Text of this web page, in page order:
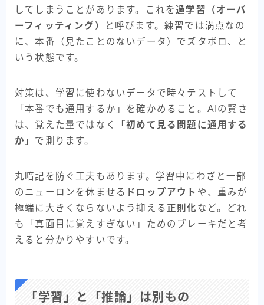
してしまうことがあります。これを過学習（オーバ
ーフィッティング）
と呼びます。練習では満点なの
に、本番（見たことのないデータ）でズタボロ、と
いう状態です。
対策は、学習に使わないデータで時々テストして
「本番でも通用するか」を確かめること。AIの賢さ
は、覚えた量ではなく
「初めて見る問題に通用する
か」 で測ります。
丸暗記を防ぐ工夫もあります。学習中にわざと一部
のニューロンを休ませる ドロップアウト や、重みが
極端に大きくならないよう抑える 正則化 など。どれ
も「真面目に覚えすぎない」ためのブレーキだと考
えると分かりやすいです。
「学習」と「推論」は別もの